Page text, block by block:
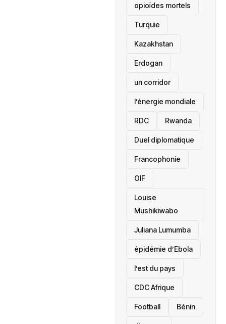
opioïdes mortels
‎Turquie
Kazakhstan
Erdogan
un corridor
l’énergie mondiale
RDC Rwanda
Duel diplomatique
Francophonie
OIF
Louise
Mushikiwabo
Juliana Lumumba
épidémie d’Ebola
l’est du pays
CDC Afrique
Football Bénin